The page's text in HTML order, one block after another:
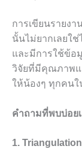
การเขียนรายง
นั้นไม่ยากเลยใ
และมีการใช้ข้อ
วิจัยที่มีคุณภาพแ
ให้น้องๆ ทุกคนใ
คำถามที่พบบ่อย
1.